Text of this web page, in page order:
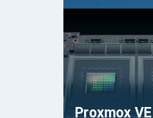
Proxmox